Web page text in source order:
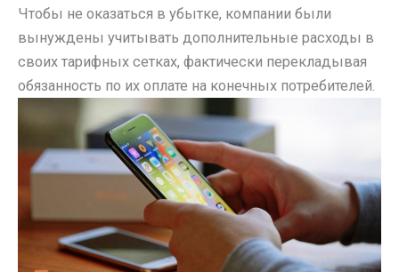
Чтобы не оказаться в убытке, компании были
вынуждены учитывать дополнительные расходы в
своих тарифных сетках, фактически перекладывая
обязанность по их оплате на конечных потребителей.